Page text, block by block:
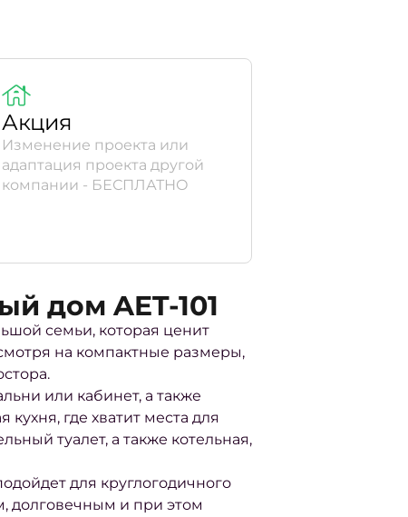
Акция
Изменение проекта или
адаптация проекта другой
компании - БЕСПЛАТНО
дом AET-101
семьи, которая ценит
на компактные размеры,
или кабинет, а также
где хватит места для
туалет, а также котельная,
для круглогодичного
долговечным и при этом